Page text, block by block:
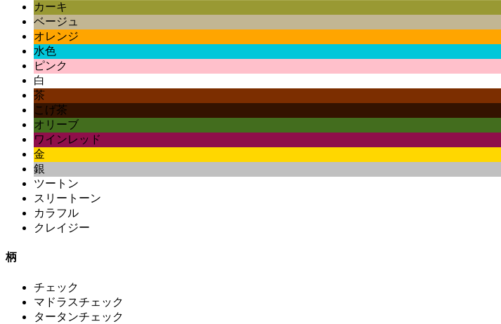
カーキ
ベージュ
オレンジ
水色
ピンク
白
茶
こげ茶
オリーブ
ワインレッド
金
銀
ツートン
スリートーン
カラフル
クレイジー
柄
チェック
マドラスチェック
タータンチェック